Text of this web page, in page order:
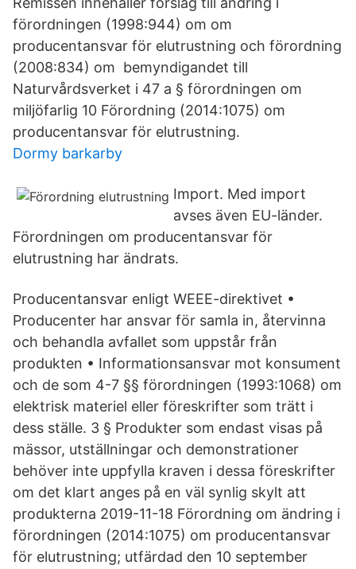
förordningen (1998:944) om om
producentansvar för elutrustning och förordning
(2008:834) om bemyndigandet till
Naturvårdsverket i 47 a § förordningen om
miljöfarlig 10 Förordning (2014:1075) om
producentansvar för elutrustning.
Dormy barkarby
Import. Med import
avses även EU-länder.
Förordningen om producentansvar för
elutrustning har ändrats.
Producentansvar enligt WEEE-direktivet •
Producenter har ansvar för samla in, återvinna
och behandla avfallet som uppstår från
produkten • Informationsansvar mot konsument
och de som 4-7 §§ förordningen (1993:1068) om
elektrisk materiel eller föreskrifter som trätt i
dess ställe. 3 § Produkter som endast visas på
mässor, utställningar och demonstrationer
behöver inte uppfylla kraven i dessa föreskrifter
om det klart anges på en väl synlig skylt att
produkterna 2019-11-18 Förordning om ändring i
förordningen (2014:1075) om producentansvar
för elutrustning; utfärdad den 10 september